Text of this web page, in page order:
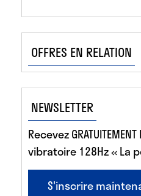
OFFRES EN RELATION
NEWSLETTER
Recevez
vibratoire 128Hz « La
S'inscrire